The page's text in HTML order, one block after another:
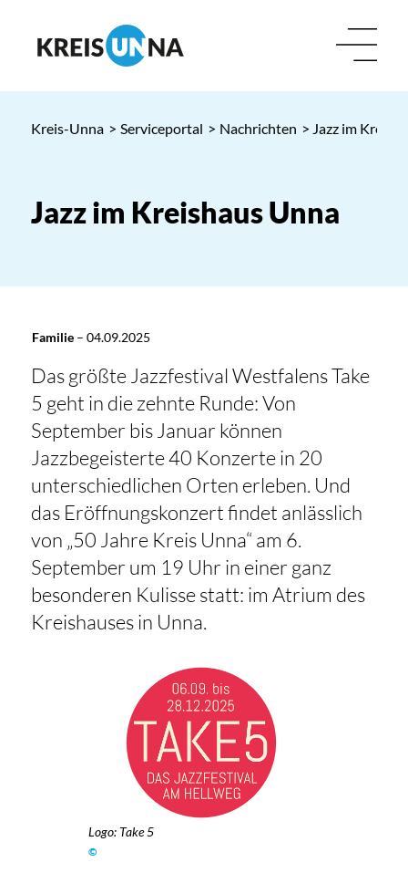
Kreis-Unna > Serviceportal > Nachrichten > Jazz im
Jazz im Kreishaus Unna
Familie– 04.09.2025
Das größte Jazzfestival Westfalens Take
5 geht in die zehnte Runde: Von
September bis Januar können
Jazzbegeisterte 40 Konzerte in 20
unterschiedlichen Orten erleben. Und
das Eröffnungskonzert findet anlässlich
von „50 Jahre Kreis Unna“ am 6.
September um 19 Uhr in einer ganz
besonderen Kulisse statt: im Atrium des
Kreishauses in Unna.
Logo: Take 5
©